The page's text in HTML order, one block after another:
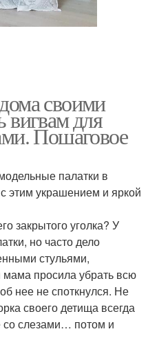
своими
для
Пошаговое
палатки в
этим украшением и яркой
закрытого уголка? У
но часто дело
стульями,
просила убрать всю
нее не споткнулся. Не
своего детища всегда
слезами… потом и